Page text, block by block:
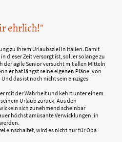
ehrlich!"
zu ihrem Urlaubsziel in Italien. Damit
dieser Zeit versorgt ist, soll er solange zu
der agile Senior versucht mit allen Mitteln
er hat längst seine eigenen Pläne, von
das ist noch nicht sein einziges
mit der Wahrheit und kehrt unter einem
Urlaub zurück. Aus den
sich zunehmend scheinbar
höchst amüsante Verwicklungen, in
einschaltet, wird es nicht nur für Opa